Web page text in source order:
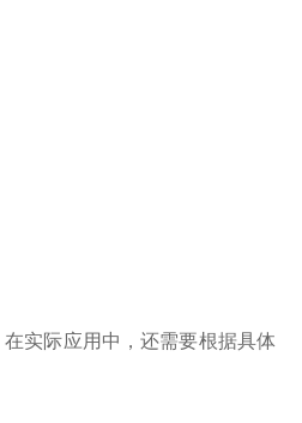
实际应用中，还需要根据具体